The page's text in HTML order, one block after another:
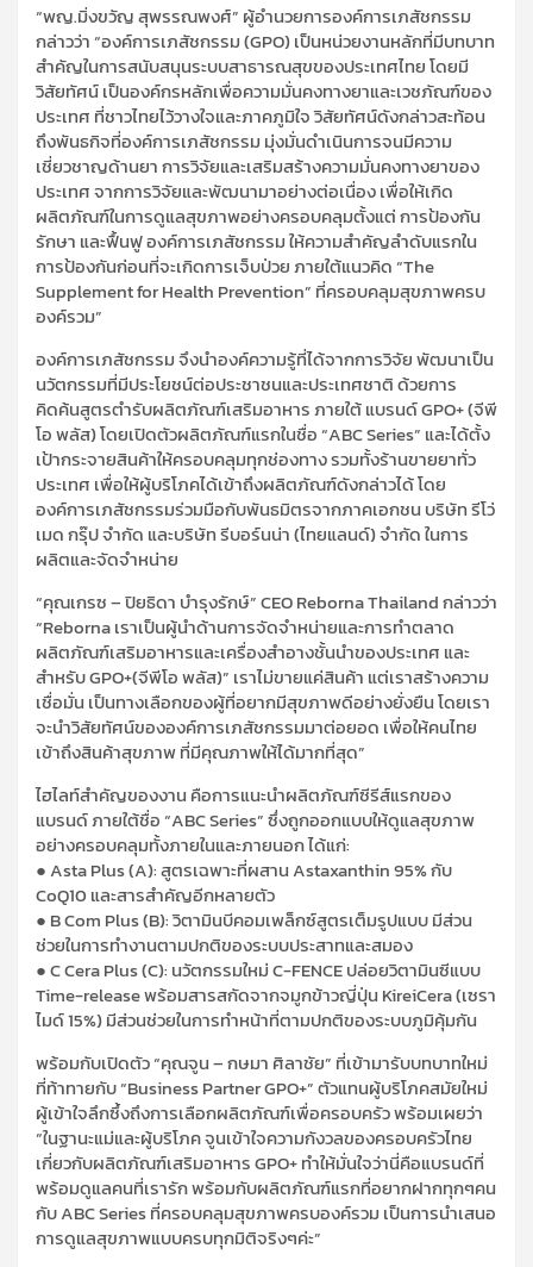
“พญ.มิ่งขวัญ สุพรรณพงศ์” ผู้อำนวยการองค์การเภสัชกรรม
กล่าวว่า “องค์การเภสัชกรรม (GPO) เป็นหน่วยงานหลักที่มีบทบาท
สำคัญในการสนับสนุนระบบสาธารณสุขของประเทศไทย โดยมี
วิสัยทัศน์ เป็นองค์กรหลักเพื่อความมั่นคงทางยาและเวชภัณฑ์ของ
ประเทศ ที่ชาวไทยไว้วางใจและภาคภูมิใจ วิสัยทัศน์ดังกล่าวสะท้อน
ถึงพันธกิจที่องค์การเภสัชกรรม มุ่งมั่นดำเนินการจนมีความ
เชี่ยวชาญด้านยา การวิจัยและเสริมสร้างความมั่นคงทางยาของ
ประเทศ จากการวิจัยและพัฒนามาอย่างต่อเนื่อง เพื่อให้เกิด
ผลิตภัณฑ์ในการดูแลสุขภาพอย่างครอบคลุมตั้งแต่ การป้องกัน
รักษา และฟื้นฟู องค์การเภสัชกรรม ให้ความสำคัญลำดับแรกใน
การป้องกันก่อนที่จะเกิดการเจ็บป่วย ภายใต้แนวคิด “The
Supplement for Health Prevention” ที่ครอบคลุมสุขภาพครบ
องค์รวม”
องค์การเภสัชกรรม จึงนำองค์ความรู้ที่ได้จากการวิจัย พัฒนาเป็น
นวัตกรรมที่มีประโยชน์ต่อประชาชนและประเทศชาติ ด้วยการ
คิดค้นสูตรตำรับผลิตภัณฑ์เสริมอาหาร ภายใต้ แบรนด์ GPO+ (จีพี
โอ พลัส) โดยเปิดตัวผลิตภัณฑ์แรกในชื่อ “ABC Series” และได้ตั้ง
เป้ากระจายสินค้าให้ครอบคลุมทุกช่องทาง รวมทั้งร้านขายยาทั่ว
ประเทศ เพื่อให้ผู้บริโภคได้เข้าถึงผลิตภัณฑ์ดังกล่าวได้ โดย
องค์การเภสัชกรรมร่วมมือกับพันธมิตรจากภาคเอกชน บริษัท รีโว่
เมด กรุ๊ป จำกัด และบริษัท รีบอร์นน่า (ไทยแลนด์) จำกัด ในการ
ผลิตและจัดจำหน่าย
“คุณเกรซ – ปิยธิดา บำรุงรักษ์” CEO Reborna Thailand กล่าวว่า
“Reborna เราเป็นผู้นำด้านการจัดจำหน่ายและการทำตลาด
ผลิตภัณฑ์เสริมอาหารและเครื่องสำอางชั้นนำของประเทศ และ
สำหรับ GPO+(จีพีโอ พลัส)” เราไม่ขายแค่สินค้า แต่เราสร้างความ
เชื่อมั่น เป็นทางเลือกของผู้ที่อยากมีสุขภาพดีอย่างยั่งยืน โดยเรา
จะนำวิสัยทัศน์ขององค์การเภสัชกรรมมาต่อยอด เพื่อให้คนไทย
เข้าถึงสินค้าสุขภาพ ที่มีคุณภาพให้ได้มากที่สุด”
ไฮไลท์สำคัญของงาน คือการแนะนำผลิตภัณฑ์ซีรีส์แรกของ
แบรนด์ ภายใต้ชื่อ “ABC Series” ซึ่งถูกออกแบบให้ดูแลสุขภาพ
อย่างครอบคลุมทั้งภายในและภายนอก ได้แก่:
● Asta Plus (A): สูตรเฉพาะที่ผสาน Astaxanthin 95% กับ
CoQ10 และสารสำคัญอีกหลายตัว
● B Com Plus (B): วิตามินบีคอมเพล็กซ์สูตรเต็มรูปแบบ มีส่วน
ช่วยในการทำงานตามปกติของระบบประสาทและสมอง
● C Cera Plus (C): นวัตกรรมใหม่ C-FENCE ปล่อยวิตามินซีแบบ
Time-release พร้อมสารสกัดจากจมูกข้าวญี่ปุ่น KireiCera (เซรา
ไมด์ 15%) มีส่วนช่วยในการทำหน้าที่ตามปกติของระบบภูมิคุ้มกัน
พร้อมกับเปิดตัว “คุณจูน – กษมา ศิลาชัย” ที่เข้ามารับบทบาทใหม่
ที่ท้าทายกับ “Business Partner GPO+” ตัวแทนผู้บริโภคสมัยใหม่
ผู้เข้าใจลึกซึ้งถึงการเลือกผลิตภัณฑ์เพื่อครอบครัว พร้อมเผยว่า
“ในฐานะแม่และผู้บริโภค จูนเข้าใจความกังวลของครอบครัวไทย
เกี่ยวกับผลิตภัณฑ์เสริมอาหาร GPO+ ทำให้มั่นใจว่านี่คือแบรนด์ที่
พร้อมดูแลคนที่เรารัก พร้อมกับผลิตภัณฑ์แรกที่อยากฝากทุกๆคน
กับ ABC Series ที่ครอบคลุมสุขภาพครบองค์รวม เป็นการนำเสนอ
การดูแลสุขภาพแบบครบทุกมิติจริงๆค่ะ”